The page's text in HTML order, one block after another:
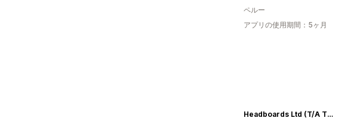
ペルー
アプリの使用期間：5ヶ月
Headboards Ltd (T/A The Bed Slats Workshop)